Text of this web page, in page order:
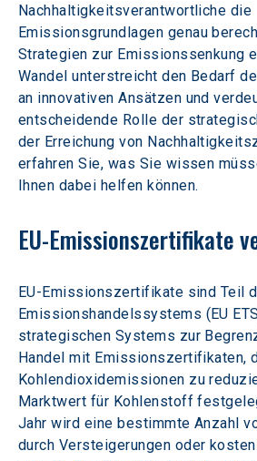
Nachhaltigkeitsverantwortliche die
Emissionsgrundlagen genau
Strategien zur Emissionssenkung
Wandel unterstreicht den Bedarf
an innovativen Ansätzen und
entscheidende Rolle der
der Erreichung von
erfahren Sie, was Sie wissen
Ihnen dabei helfen können.
EU-Emissionszertifikate
EU-Emissionszertifikate sind Teil
Emissionshandelssystems (EU
strategischen Systems zur
Handel mit Emissionszertifikaten,
Kohlendioxidemissionen zu
Marktwert für Kohlenstoff
Jahr wird eine bestimmte Anzahl
durch Versteigerungen oder